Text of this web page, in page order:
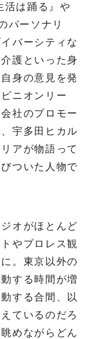
活は踊る』や
パーソナリ
バーシティな
護といった身
身の意見を発
ニオンリー
社のプロモー
宇多田ヒカル
アが物語って
ついた人物で
オがほとんど
やプロレス観
。東京以外の
する時間が増
する合間、以
ているのだろ
めながらどん